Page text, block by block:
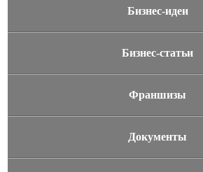
Бизнес-идеи
Бизнес-статьи
Франшизы
Документы